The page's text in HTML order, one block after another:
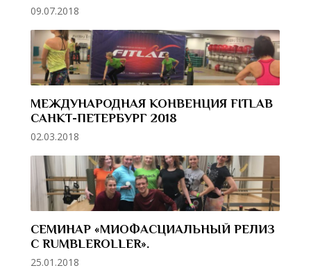
09.07.2018
МЕЖДУНАРОДНАЯ КОНВЕНЦИЯ FITLAB
CАНКТ-ПЕТЕРБУРГ 2018
02.03.2018
CЕМИНАР «МИОФАСЦИАЛЬНЫЙ РЕЛИЗ
С RUMBLEROLLER».
25.01.2018